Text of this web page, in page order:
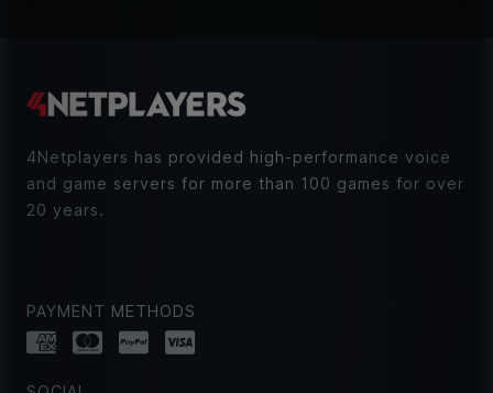
4Netplayers has provided high-performance voice
and game servers for more than 100 games for over
20 years.
PAYMENT METHODS